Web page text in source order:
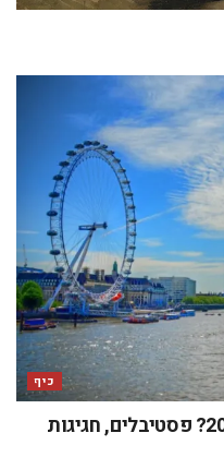
כיף
מה מחכה לכם בלונדון במאי 2025? פסטיבלים, חגיגות